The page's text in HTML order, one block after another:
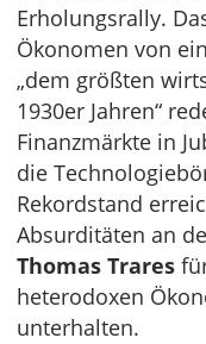
Erholungsrally.
Ökonomen von
„dem größten
1930er Jahren“
Finanzmärkte in
die
Rekordstand
Absurditäten an
Thomas Trares
heterodoxen
unterhalten.